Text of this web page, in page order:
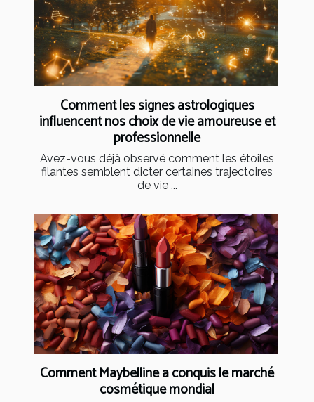
Comment les signes astrologiques
influencent nos choix de vie amoureuse et
professionnelle
Avez-vous déjà observé comment les étoiles
filantes semblent dicter certaines trajectoires
de vie ...
Comment Maybelline a conquis le marché
cosmétique mondial